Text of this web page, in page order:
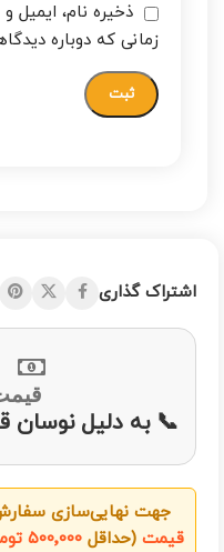
ذخیره نام، ایمیل
زمانی که دوباره
اشتراک گذاری
📞 به دلیل نوسان
جهت نهایی‌سازی
قیمت (حداقل۵۰۰٬۰۰۰ تومان